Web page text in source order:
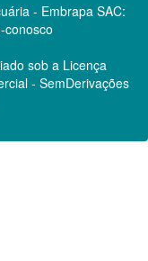
- Embrapa SAC:
conosco
sob a Licença
- SemDerivações